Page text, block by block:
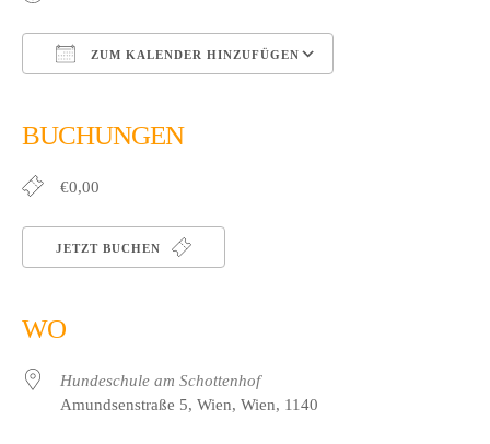
ZUM KALENDER HINZUFÜGEN
BUCHUNGEN
€0,00
JETZT BUCHEN
WO
Hundeschule am Schottenhof
Amundsenstraße 5, Wien, Wien, 1140